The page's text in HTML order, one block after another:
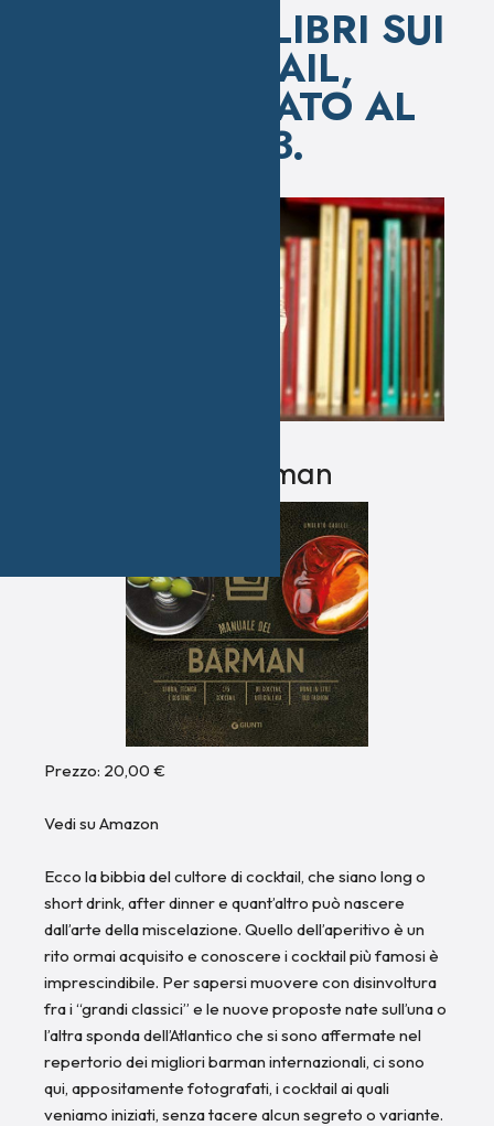
I MIGLIORI LIBRI SUI
COCKTAIL,
AGGIORNATO AL
2023.
Manuale del barman
Prezzo: 20,00 €
Vedi su Amazon
Ecco la bibbia del cultore di cocktail, che siano long o
short drink, after dinner e quant’altro può nascere
dall’arte della miscelazione. Quello dell’aperitivo è un
rito ormai acquisito e conoscere i cocktail più famosi è
imprescindibile. Per sapersi muovere con disinvoltura
fra i “grandi classici” e le nuove proposte nate sull’una o
l’altra sponda dell’Atlantico che si sono affermate nel
repertorio dei migliori barman internazionali, ci sono
qui, appositamente fotografati, i cocktail ai quali
veniamo iniziati, senza tacere alcun segreto o variante.